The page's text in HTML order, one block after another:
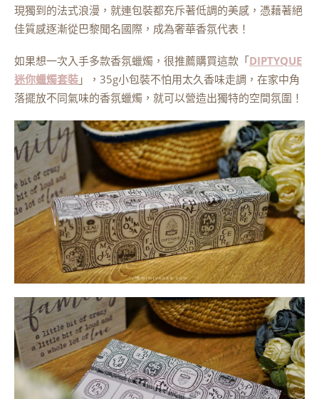
現獨到的法式浪漫，就連包裝都充斥著低調的美感，憑藉著絕
佳質感逐漸從巴黎聞名國際，成為奢華香氛代表！
如果想一次入手多款香氛蠟燭，很推薦購買這款「DIPTYQUE
迷你蠟燭套裝 」，35g小包裝不怕用太久香味走調，在家中角
落擺放不同氣味的香氛蠟燭，就可以營造出獨特的空間氛圍！